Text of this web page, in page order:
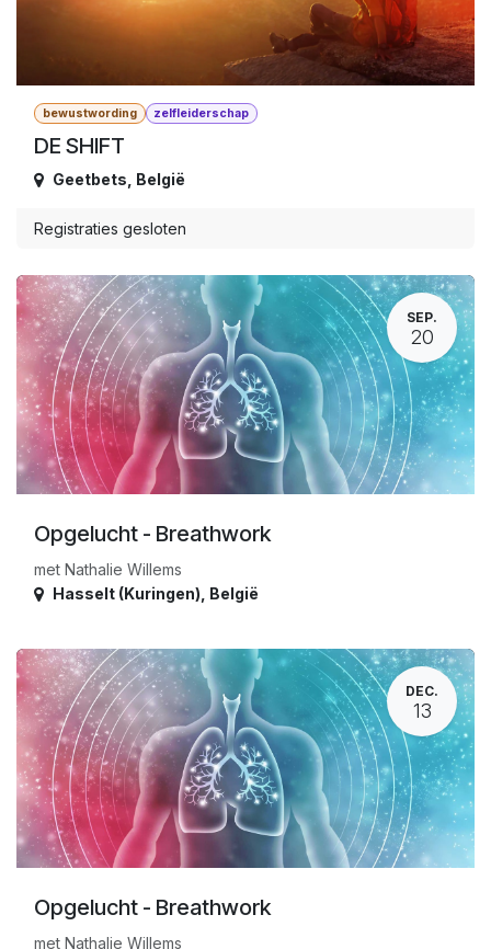
bewustwording zelfleiderschap
DE SHIFT
Geetbets België
Registraties gesloten
SEP.
20
Opgelucht - Breathwork
met Nathalie Willems
Hasselt (Kuringen) België
DEC.
13
Opgelucht - Breathwork
met Nathalie Willems